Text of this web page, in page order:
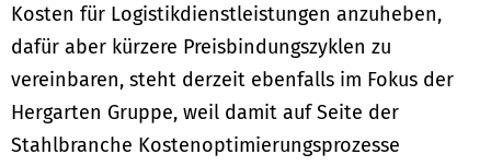
Kosten für Logistikdienstleistungen anzuheben,
dafür aber kürzere Preisbindungszyklen zu
vereinbaren, steht derzeit ebenfalls im Fokus der
Hergarten Gruppe, weil damit auf Seite der
Stahlbranche Kostenoptimierungsprozesse